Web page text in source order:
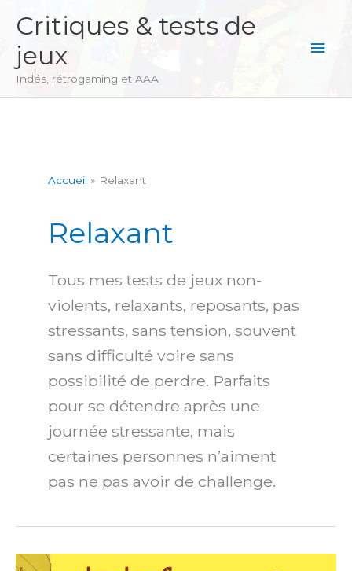
contenu
Critiques & tests de
jeux
Indés, rétrogaming et AAA
Accueil Relaxant
Relaxant
Tous mes tests de jeux non-
violents, relaxants, reposants, pas
stressants, sans tension, souvent
sans difficulté voire sans
possibilité de perdre. Parfaits
pour se détendre après une
journée stressante, mais
certaines personnes n’aiment
pas ne pas avoir de challenge.